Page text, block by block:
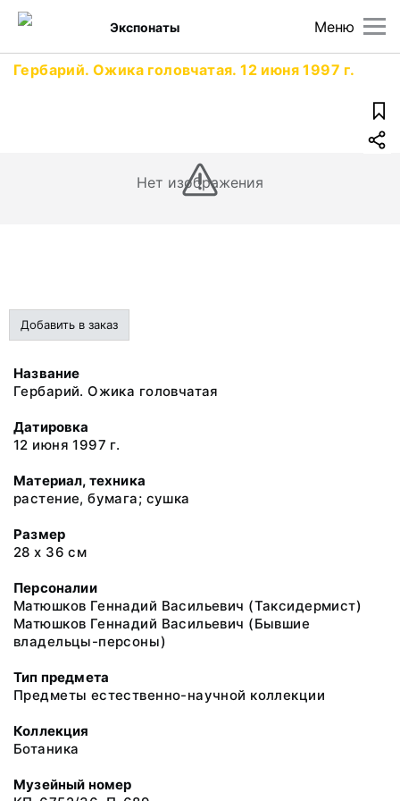
Меню
Экспонаты
Гербарий. Ожика головчатая. 12 июня 1997 г.
Нет изображения
Добавить в заказ
Название
Гербарий. Ожика головчатая
Датировка
12 июня 1997 г.
Материал, техника
растение, бумага; сушка
Размер
28 х 36 см
Персоналии
Матюшков Геннадий Васильевич (Таксидермист)
Матюшков Геннадий Васильевич (Бывшие
владельцы-персоны)
Тип предмета
Предметы естественно-научной коллекции
Коллекция
Ботаника
Музейный номер